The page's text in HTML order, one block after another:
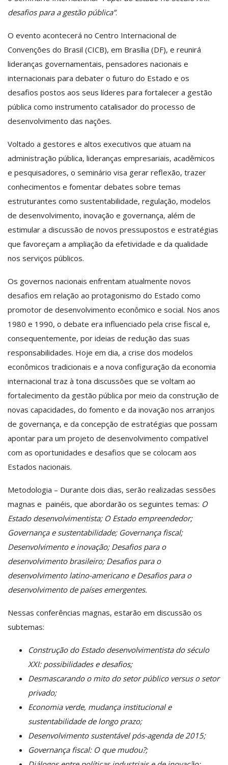
desafios para a gestão pública”.
O evento acontecerá no Centro Internacional de
Convenções do Brasil (CICB), em Brasília (DF), e reunirá
lideranças governamentais, pensadores nacionais e
internacionais para debater o futuro do Estado e os
desafios postos aos seus líderes para fortalecer a gestão
pública como instrumento catalisador do processo de
desenvolvimento das nações.
Voltado a gestores e altos executivos que atuam na
administração pública, lideranças empresariais, acadêmicos
e pesquisadores, o seminário visa gerar reflexão, trazer
conhecimentos e fomentar debates sobre temas
estruturantes como sustentabilidade, regulação, modelos
de desenvolvimento, inovação e governança, além de
estimular a discussão de novos pressupostos e estratégias
que favoreçam a ampliação da efetividade e da qualidade
nos serviços públicos.
Os governos nacionais enfrentam atualmente novos
desafios em relação ao protagonismo do Estado como
promotor de desenvolvimento econômico e social. Nos anos
1980 e 1990, o debate era influenciado pela crise fiscal e,
consequentemente, por ideias de redução das suas
responsabilidades. Hoje em dia, a crise dos modelos
econômicos tradicionais e a nova configuração da economia
internacional traz à tona discussões que se voltam ao
fortalecimento da gestão pública por meio da construção de
novas capacidades, do fomento e da inovação nos arranjos
de governança, e da concepção de estratégias que possam
apontar para um projeto de desenvolvimento compatível
com as oportunidades e desafios que se colocam aos
Estados nacionais.
Metodologia – Durante dois dias, serão realizadas sessões
magnas e painéis, que abordarão os seguintes temas: O
Estado desenvolvimentista; O Estado empreendedor;
Governança e sustentabilidade; Governança fiscal;
Desenvolvimento e inovação; Desafios para o
desenvolvimento brasileiro; Desafios para o
desenvolvimento latino-americano e Desafios para o
desenvolvimento de países emergentes.
Nessas conferências magnas, estarão em discussão os
subtemas:
Construção do Estado desenvolvimentista do século
XXI: possibilidades e desafios;
Desmascarando o mito do setor público versus o setor
privado;
Economia verde, mudança institucional e
sustentabilidade de longo prazo;
Desenvolvimento sustentável pós-agenda de 2015;
Governança fiscal: O que mudou?;